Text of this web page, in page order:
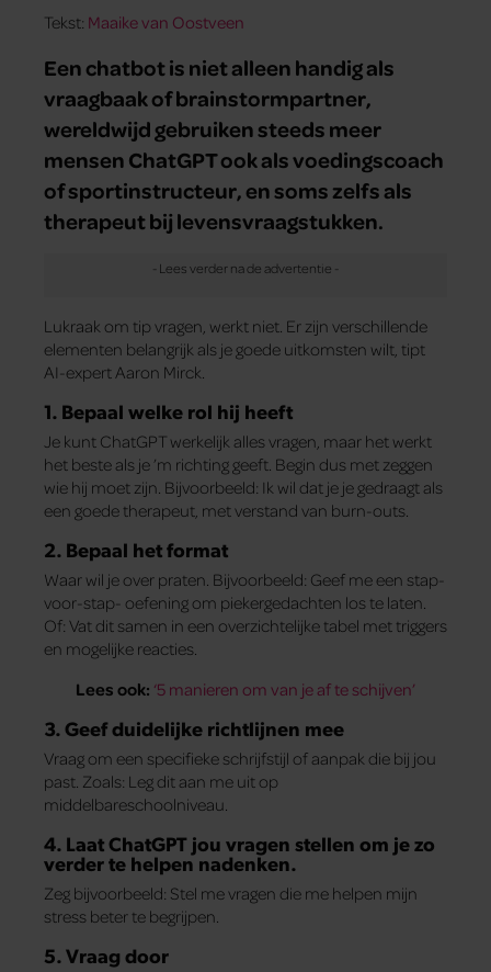
Tekst: Maaike van Oostveen
Een chatbot is niet alleen handig als
vraagbaak of brainstormpartner,
wereldwijd gebruiken steeds meer
mensen ChatGPT ook als voedingscoach
of sportinstructeur, en soms zelfs als
therapeut bij levensvraagstukken.
Lukraak om tip vragen, werkt niet. Er zijn verschillende
elementen belangrijk als je goede uitkomsten wilt, tipt
AI-expert Aaron Mirck.
1. Bepaal welke rol hij heeft
Je kunt ChatGPT werkelijk alles vragen, maar het werkt
het beste als je ’m richting geeft. Begin dus met zeggen
wie hij moet zijn. Bijvoorbeeld: Ik wil dat je je gedraagt als
een goede therapeut, met verstand van burn-outs.
2. Bepaal het format
Waar wil je over praten. Bijvoorbeeld: Geef me een stap-
voor-stap- oefening om piekergedachten los te laten.
Of: Vat dit samen in een overzichtelijke tabel met triggers
en mogelijke reacties.
Lees ook: ‘5 manieren om van je af te schijven’
3. Geef duidelijke richtlijnen mee
Vraag om een specifieke schrijfstijl of aanpak die bij jou
past. Zoals: Leg dit aan me uit op
middelbareschoolniveau.
4. Laat ChatGPT jou vragen stellen om je zo
verder te helpen nadenken.
Zeg bijvoorbeeld: Stel me vragen die me helpen mijn
stress beter te begrijpen.
5. Vraag door